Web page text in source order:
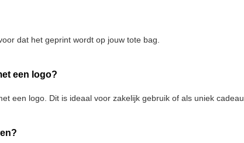
dat het geprint wordt op jouw tote bag.
een logo?
een logo. Dit is ideaal voor zakelijk gebruik of als uniek cadeau.